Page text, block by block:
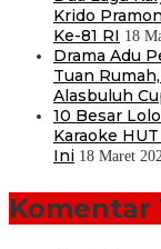
Krido
Ke-81 RI 18
Drama Adu
Tuan
Alasbuluh
10 Besar
Karaoke
Ini 18 Maret
Komentar